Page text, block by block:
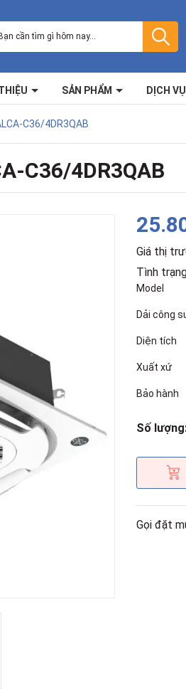
SẢN PHẨM DỊCH VỤ
C36/4DR3QAB
C36/4DR3QAB
Giá thị
Tình
Model :
Dải công
Diện tích
Xuất xứ
Bảo
Số
Gọi đặt